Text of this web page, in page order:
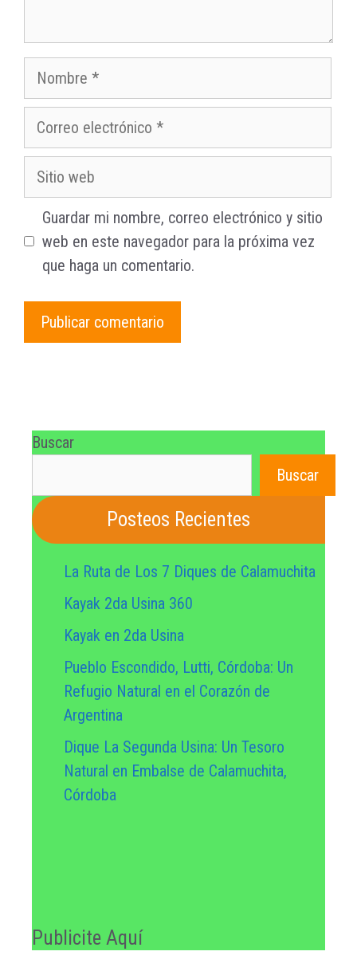
Nombre
Correo
Sitio
Guardar mi nombre, correo electrónico y sitio
web en este navegador para la próxima vez
que haga un comentario.
Buscar
Buscar
Posteos Recientes
La Ruta de Los 7 Diques de Calamuchita
Kayak 2da Usina 360
Kayak en 2da Usina
Pueblo Escondido, Lutti, Córdoba: Un
Refugio Natural en el Corazón de
Argentina
Dique La Segunda Usina: Un Tesoro
Natural en Embalse de Calamuchita,
Córdoba
Publicite Aquí